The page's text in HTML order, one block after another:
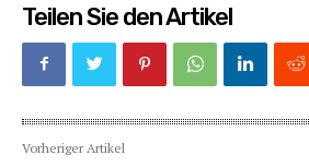
Teilen Sie den Artikel
Vorheriger Artikel